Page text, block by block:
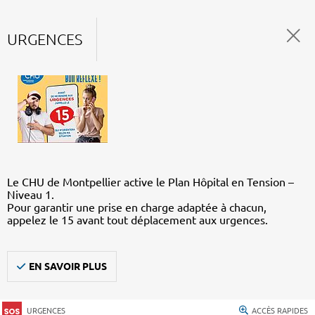
URGENCES
Le CHU de Montpellier active le Plan Hôpital en Tension –
Niveau 1.
Pour garantir une prise en charge adaptée à chacun,
appelez le 15 avant tout déplacement aux urgences.
EN SAVOIR PLUS
URGENCES ACCÈS RAPIDES